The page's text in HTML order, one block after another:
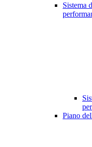
Sistema
Piano